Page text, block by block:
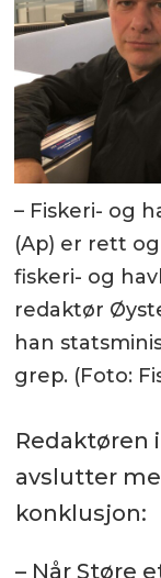
– Fiskeri- og
(Ap) er rett
fiskeri- og
redaktør
han
grep. (Foto:
Redaktøren
avslutter
konklusjon:
– Når Støre